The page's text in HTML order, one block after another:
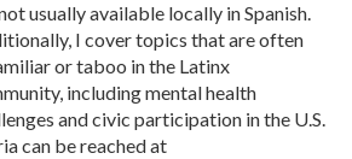
usually available locally in Spanish.
I cover topics that are often
or taboo in the Latinx
including mental health
and civic participation in the U.S.
can be reached at